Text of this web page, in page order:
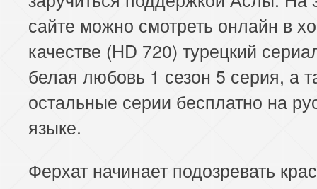
сайте можно смотреть онлайн в
качестве (HD 720) турецкий
белая любовь 1 сезон 5 серия, а
остальные серии бесплатно на
языке.
Ферхат начинает подозревать